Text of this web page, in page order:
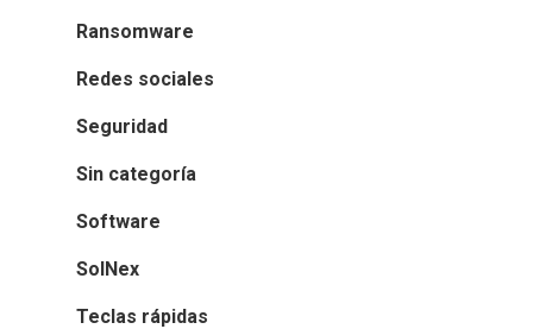
Ransomware
Redes sociales
Seguridad
Sin categoría
Software
SolNex
Teclas rápidas